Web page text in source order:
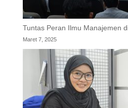
Tuntas Peran Ilmu Manajemen
Maret 7, 2025